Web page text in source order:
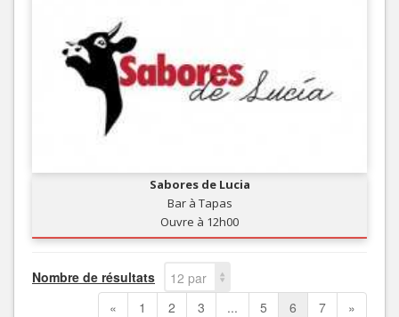
Sabores de Lucia
Bar à Tapas
Ouvre à 12h00
Nombre de résultats
12 par
page
« 1 2 3 ... 5 6 7 »